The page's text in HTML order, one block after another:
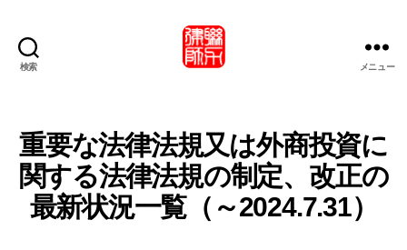
検索
联
力
律
師
事
メニュー
重要な法律法規又は外商投資に
関する法律法規の制定、改正の
最新状況一覧（～2024.7.31）